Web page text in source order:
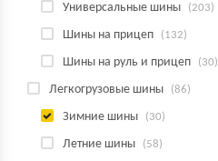
Универсальные шины (203)
Шины на прицеп (132)
Шины на руль и прицеп (30)
Легкогрузовые шины (86)
Зимние шины (30)
Летние шины (58)